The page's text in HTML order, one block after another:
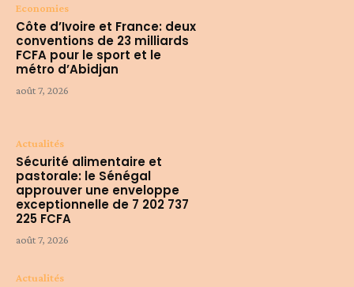
Economies
Côte d’Ivoire et France: deux
conventions de 23 milliards
FCFA pour le sport et le
métro d’Abidjan
août 7, 2026
Actualités
Sécurité alimentaire et
pastorale: le Sénégal
approuver une enveloppe
exceptionnelle de 7 202 737
225 FCFA
août 7, 2026
Actualités